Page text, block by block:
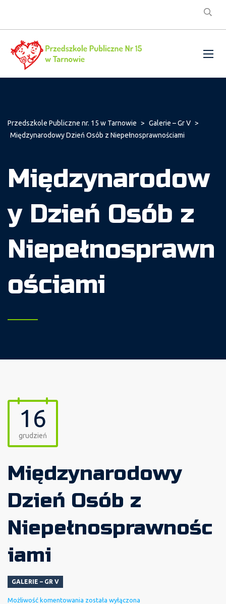
Przedszkole Publiczne nr. 15 w Tarnowie > Galerie – Gr V >
Międzynarodowy Dzień Osób z Niepełnosprawnościami
Międzynarodow
y Dzień Osób z
Niepełnosprawn
ościami
16
grudzień
Międzynarodowy
Dzień Osób z
Niepełnosprawnośc
iami
GALERIE – GR V
Możliwość komentowania Międzynarodowy
została wyłączona